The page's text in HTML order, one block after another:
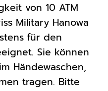
von 10 ATM
Military Hanowa
für den
Sie können
Händewaschen,
tragen. Bitte